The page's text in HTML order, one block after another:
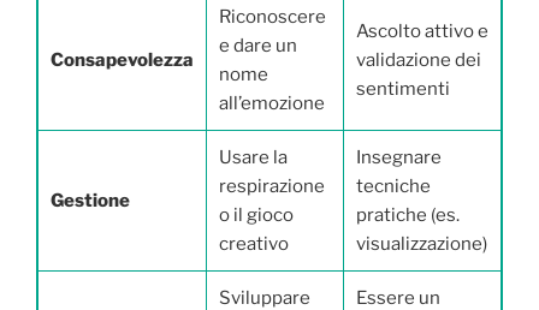
Consapevolezza
Riconoscere
e dare un
nome
all’emozione
Ascolto attivo e
validazione dei
sentimenti
Gestione
Usare la
respirazione
o il gioco
creativo
Insegnare
tecniche
pratiche (es.
visualizzazione)
Sviluppare
Essere un